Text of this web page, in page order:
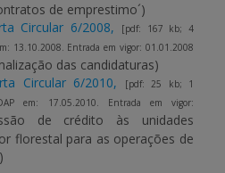
de emprestimo´)
Circular 6/2008,
[pdf: 167 kb; 4
13.10.2008. Entrada em vigor: 01.01.2008
das candidaturas)
Circular 6/2010,
[pdf: 25 kb; 1
em: 17.05.2010. Entrada em vigor:
de crédito às unidades
florestal para as operações de